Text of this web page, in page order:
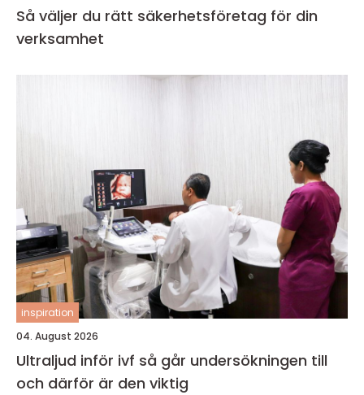
Så väljer du rätt säkerhetsföretag för din
verksamhet
inspiration
04. August 2026
Ultraljud inför ivf så går undersökningen till
och därför är den viktig